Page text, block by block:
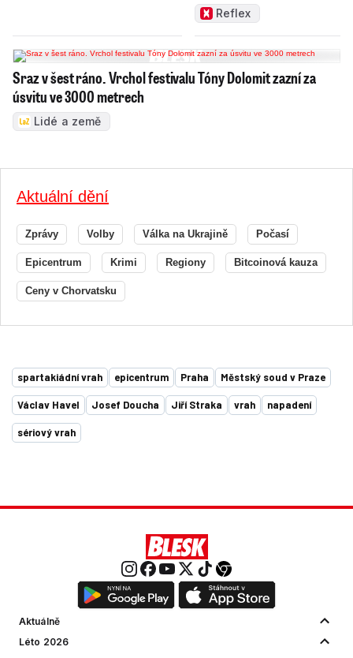
Reflex
Sraz v šest ráno. Vrchol festivalu Tóny Dolomit zazní za
úsvitu ve 3000 metrech
Lidé a země
Aktuální dění
Zprávy Volby Válka na Ukrajině Počasí
Epicentrum Krimi Regiony Bitcoinová kauza
Ceny v Chorvatsku
spartakiádní vrah epicentrum Praha Městský soud v Praze
Václav Havel Josef Doucha Jiří Straka vrah napadení
sériový vrah
Aktuálně
Léto 2026